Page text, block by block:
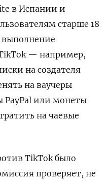
в Испании и
старше 18
выполнение
— например,
на создателя
на ваучеры
PayPal или монеты
на чаевые
TikTok было
проверяет, не